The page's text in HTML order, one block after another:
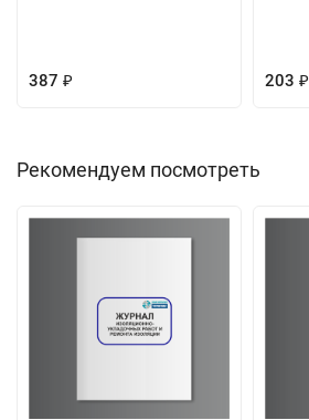
387 ₽ 203 ₽
Рекомендуем посмотреть